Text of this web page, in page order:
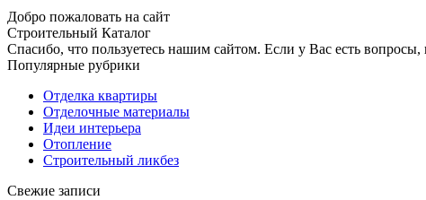
Добро пожаловать на сайт
Строительный Каталог
Спасибо, что пользуетесь нашим сайтом. Если у Вас есть вопросы,
Популярные рубрики
Отделка квартиры
Отделочные материалы
Идеи интерьера
Отопление
Строительный ликбез
Свежие записи